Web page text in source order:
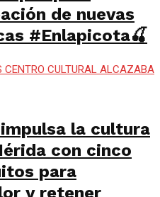
de nuevas
#Enlapicota🍒
la cultura
con cinco
para
y retener